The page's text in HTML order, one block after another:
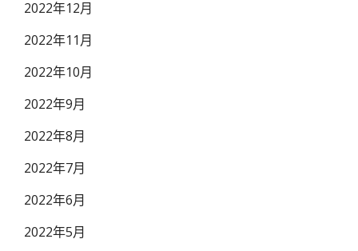
2022年12月
2022年11月
2022年10月
2022年9月
2022年8月
2022年7月
2022年6月
2022年5月